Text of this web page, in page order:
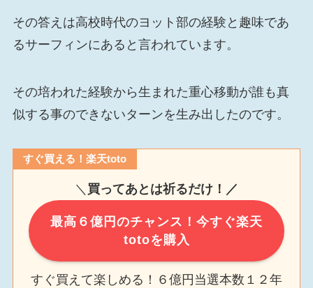
その答えは高校時代のヨット部の経験と趣味であ
るサーフィンにあると言われています。
その培われた経験から生まれた重心移動が誰も真
似する事のできないターンを生み出したのです。
すぐ買える！楽天toto
＼ 買ってあとは祈るだけ！／
最高６億円のチャンス！今すぐ楽天
totoを購入
すぐ買えて楽しめる！６億円当選本数１２年